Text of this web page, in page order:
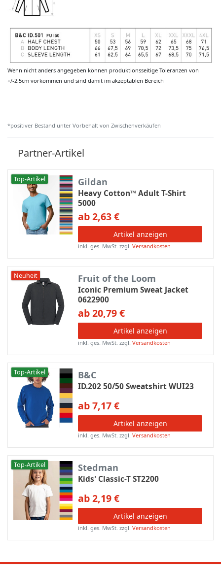
Wenn nicht anders angegeben können produktionsseitige Toleranzen von
+/-2,5cm vorkommen und sind damit im akzeptablen Bereich
*positiver Bestand unter Vorbehalt von Zwischenverkäufen
Partner-Artikel
Top-Artikel Gildan
Heavy Cotton™ Adult T-Shirt
5000
ab 2,63 €
Artikel anzeigen
inkl. ges. MwSt. zzgl.Versandkosten
Neuheit Fruit of the Loom
Iconic Premium Sweat Jacket
0622900
ab 20,79 €
Artikel anzeigen
inkl. ges. MwSt. zzgl.Versandkosten
Top-Artikel B&C
ID.202 50/50 Sweatshirt WUI23
ab 7,17 €
Artikel anzeigen
inkl. ges. MwSt. zzgl.Versandkosten
Top-Artikel Stedman
Kids' Classic-T ST2200
ab 2,19 €
Artikel anzeigen
inkl. ges. MwSt. zzgl.Versandkosten